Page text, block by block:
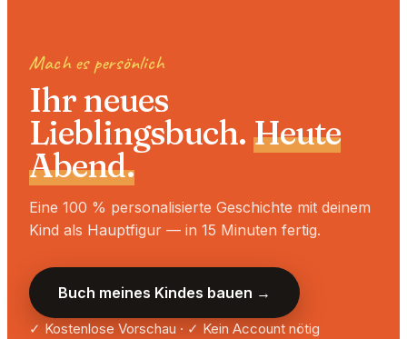
Mach es persönlich
Ihr neues
Lieblingsbuch. Heute
Abend.
Eine 100 % personalisierte Geschichte mit deinem
Kind als Hauptfigur — in 15 Minuten fertig.
Buch meines Kindes bauen →
✓ Kostenlose Vorschau · ✓ Kein Account nötig